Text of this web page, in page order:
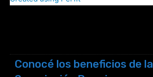
Conocé los beneficios de la